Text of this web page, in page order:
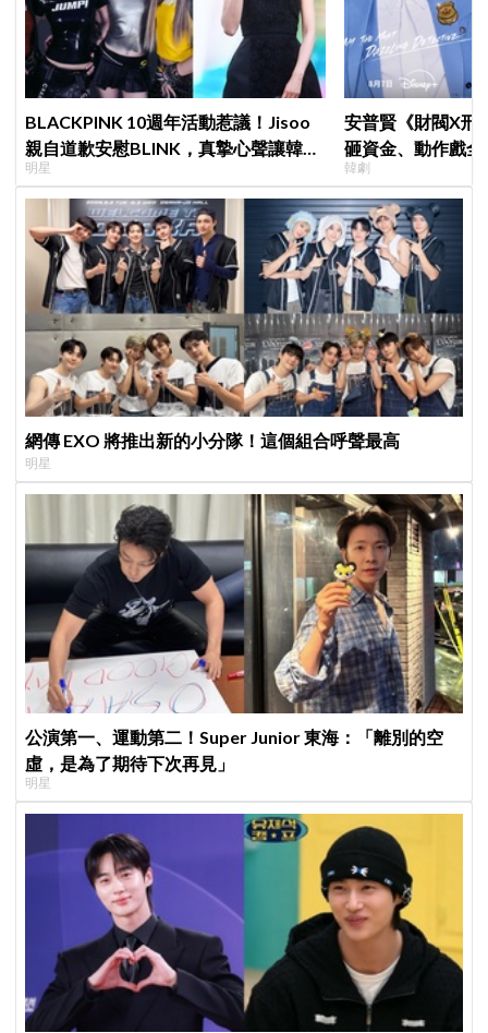
BLACKPINK 10週年活動惹議！Jisoo
親自道歉安慰BLINK，真摯心聲讓韓網
直呼：「看了心裡好暖」
明星
安普賢《財閥X刑
砸資金、動作戲
超越第一季
韓劇
網傳 EXO 將推出新的小分隊！這個組合呼聲最高
明星
公演第一、運動第二！Super Junior 東海：「離別的空
虛，是為了期待下次再見」
明星